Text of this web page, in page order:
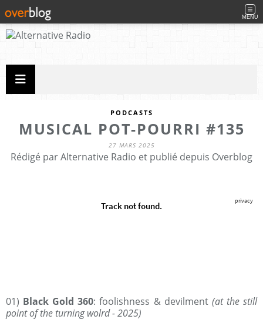
MENU
PODCASTS
MUSICAL POT-POURRI #135
27 MARS 2025
Rédigé par Alternative Radio et publié depuis Overblog
01) Black Gold 360: foolishness & devilment (at the still
point of the turning wolrd - 2025)